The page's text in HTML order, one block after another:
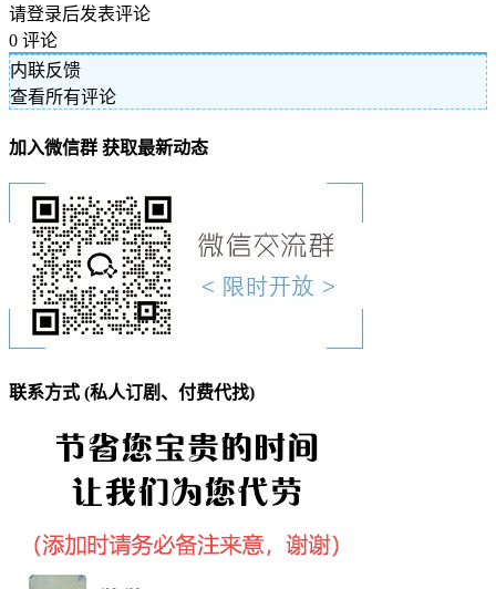
请登录后发表评论
0 评论
内联反馈
查看所有评论
加入微信群 获取最新动态
联系方式 (私人订剧、付费代找)